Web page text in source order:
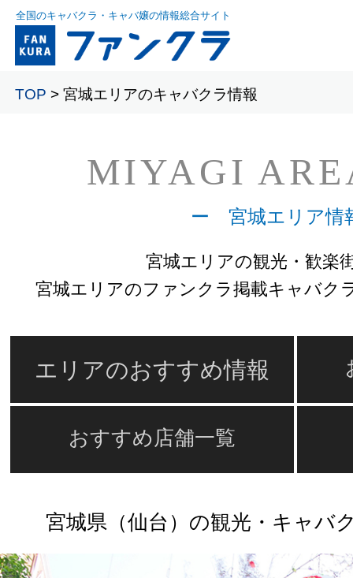
全国のキャバクラ・キャバ嬢の情報総合サイト
TOP > 宮城エリアのキャバクラ情報
MIYAGI
ー 宮城エリア
宮城エリアの観光・歓楽
宮城エリアのファンクラ掲載キャバク
エリアのおすすめ情報
おすすめ店舗一覧
宮城県（仙台）の観光・キャバ